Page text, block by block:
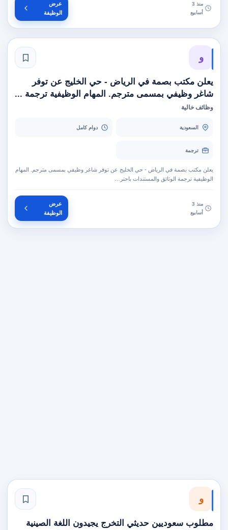
منذ 3
أسابيع
عرض
الوظيفة
و
يعلن مكتب بصمة في الرياض - حي الخليج عن توفر
شاغر وظيفي بمسمى مترجم. المهام الوظيفية ترجمة ...
وظائف خالية
السعودية دوام كامل
ترجمة
يعلن مكتب بصمة في الرياض - حي الخليج عن توفر شاغر وظيفي بمسمى مترجم. المهام
الوظيفية ترجمة الوثائق والمستندات باحتر…
منذ 3
أسابيع
عرض
الوظيفة
و
مطلوب سعوديين حديثي التخرج يجيدون اللغة الصينية